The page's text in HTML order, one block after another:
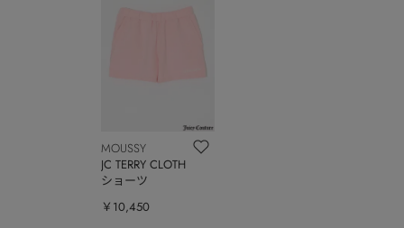
MOUSSY
JC TERRY CLOTH
ショーツ
￥10,450